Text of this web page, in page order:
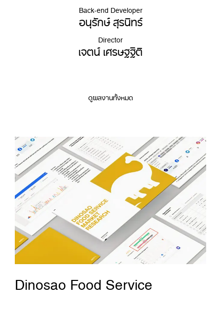
Back-end Developer
อนุรักษ์ สุรนิทร์
Director
เจตน์ เศรษฐฐิติ
ดูผลงานทั้งหมด
Dinosao Food Service